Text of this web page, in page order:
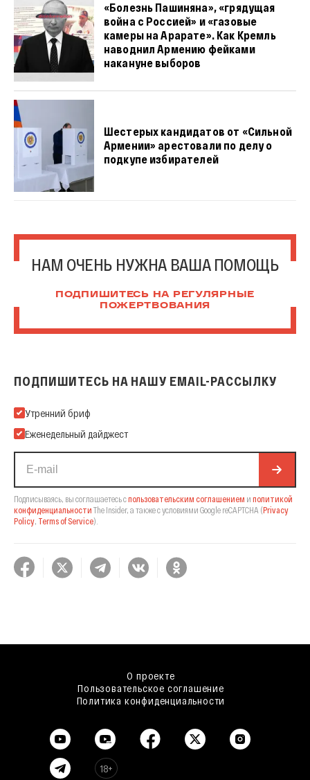
«Болезнь Пашиняна», «грядущая
война с Россией» и «газовые
камеры на Арарате». Как Кремль
наводнил Армению фейками
накануне выборов
Шестерых кандидатов от «Сильной
Армении» арестовали по делу о
подкупе избирателей
НАМ ОЧЕНЬ НУЖНА ВАША ПОМОЩЬ
ПОДПИШИТЕСЬ НА РЕГУЛЯРНЫЕ
ПОЖЕРТВОВАНИЯ
ПОДПИШИТЕСЬ НА НАШУ EMAIL-РАССЫЛКУ
Подпишитесь на нашу Email-рассылку
Утренний бриф
Еженедельный дайджест
Подписываясь, вы соглашаетесь спользовательским соглашением и политикой
конфиденциальности The Insider, а также с условиями Google reCAPTCHA (Privacy
Policy, Terms of Service).
О проекте
Пользовательское соглашение
Политика конфиденциальности
18+